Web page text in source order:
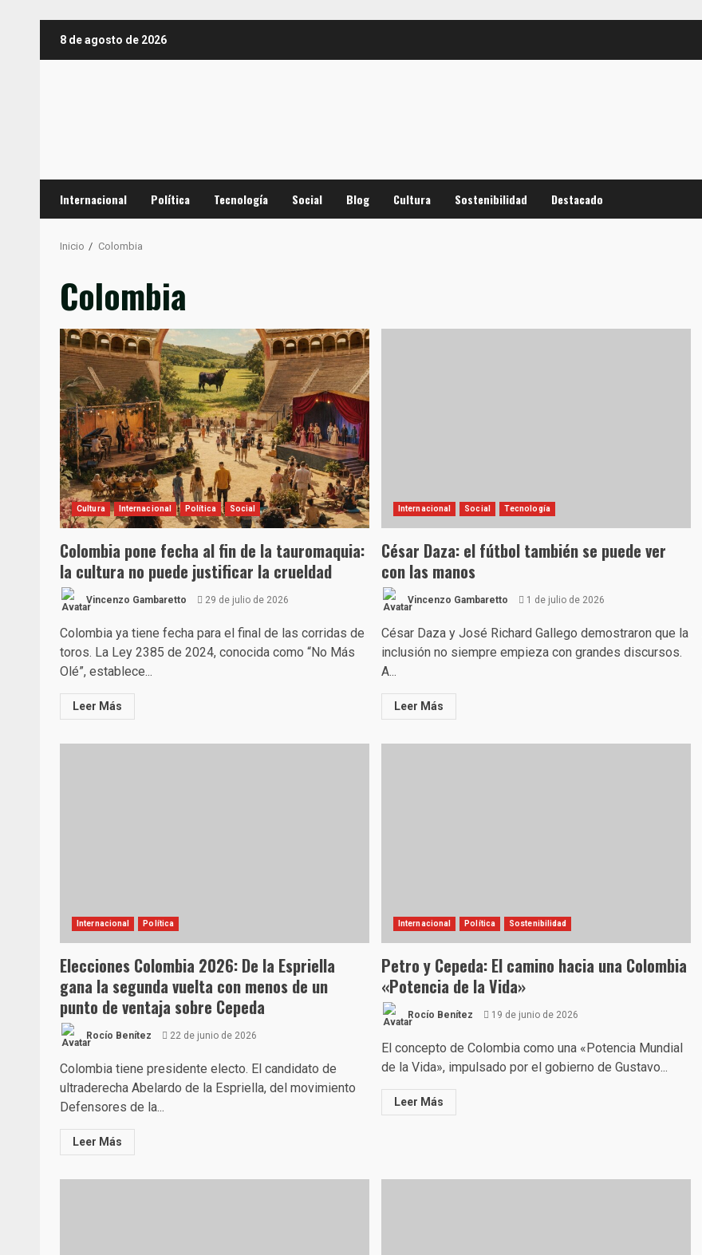
8 de agosto de 2026
Internacional Política Tecnología Social Blog Cultura Sostenibilidad Destacado
Inicio Colombia
Colombia
Cultura Internacional Política Social
Colombia pone fecha al fin de la tauromaquia:
la cultura no puede justificar la crueldad
Vincenzo Gambaretto 29 de julio de 2026
Colombia ya tiene fecha para el final de las corridas de
toros. La Ley 2385 de 2024, conocida como “No Más
Olé”, establece...
Leer Más
Internacional Social Tecnología
César Daza: el fútbol también se puede ver
con las manos
Vincenzo Gambaretto 1 de julio de 2026
César Daza y José Richard Gallego demostraron que la
inclusión no siempre empieza con grandes discursos.
A...
Leer Más
Internacional Política
Elecciones Colombia 2026: De la Espriella
gana la segunda vuelta con menos de un
punto de ventaja sobre Cepeda
Rocío Benítez 22 de junio de 2026
Colombia tiene presidente electo. El candidato de
ultraderecha Abelardo de la Espriella, del movimiento
Defensores de la...
Leer Más
Internacional Política Sostenibilidad
Petro y Cepeda: El camino hacia una Colombia
«Potencia de la Vida»
Rocío Benítez 19 de junio de 2026
El concepto de Colombia como una «Potencia Mundial
de la Vida», impulsado por el gobierno de Gustavo...
Leer Más